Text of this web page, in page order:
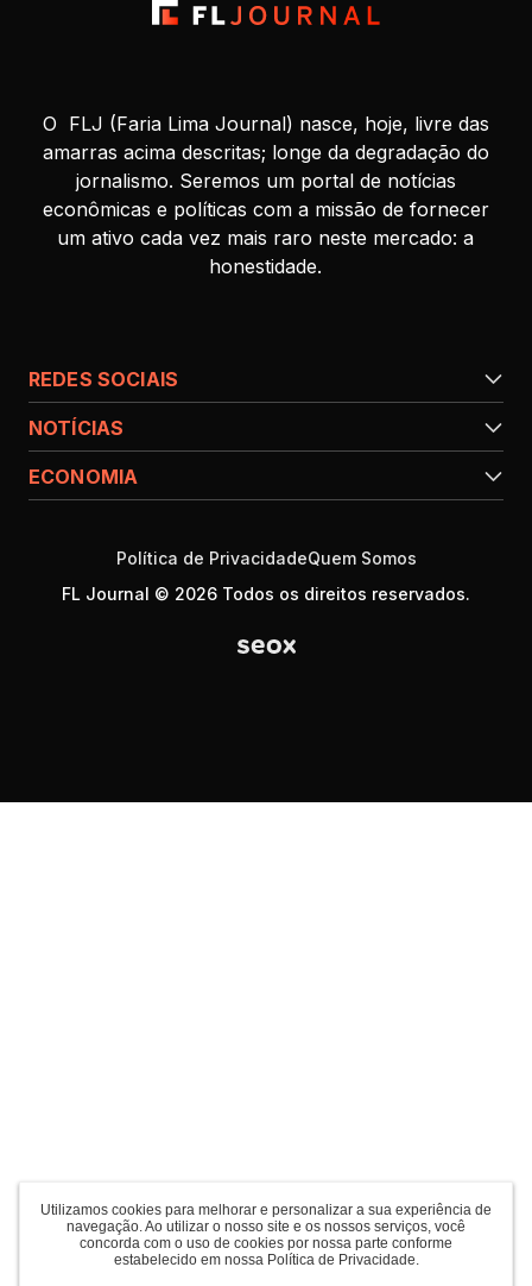
O FLJ (Faria Lima Journal) nasce, hoje, livre das
amarras acima descritas; longe da degradação do
jornalismo. Seremos um portal de notícias
econômicas e políticas com a missão de fornecer
um ativo cada vez mais raro neste mercado: a
honestidade.
REDES SOCIAIS
NOTÍCIAS
ECONOMIA
FL Journal © 2026 Todos os direitos reservados.
Política de PrivacidadeQuem Somos
Utilizamos cookies para melhorar e personalizar a sua experiência de
navegação. Ao utilizar o nosso site e os nossos serviços, você
concorda com o uso de cookies por nossa parte conforme
estabelecido em nossa Política de Privacidade.